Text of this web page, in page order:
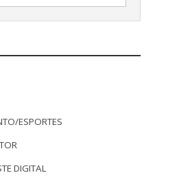
ESPORTES
DIGITAL